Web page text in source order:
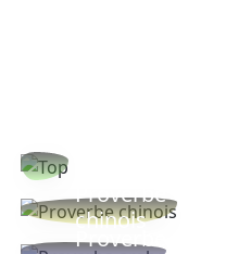
Proverbe
chinois
Proverbe